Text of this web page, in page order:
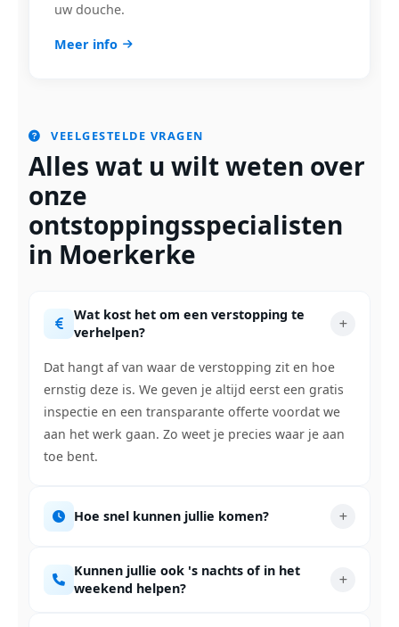
uw douche.
Meer info
VEELGESTELDE VRAGEN
Alles wat u wilt weten over
onze
ontstoppingsspecialisten
in Moerkerke
Wat kost het om een verstopping te
verhelpen?
Dat hangt af van waar de verstopping zit en hoe
ernstig deze is. We geven je altijd eerst een gratis
inspectie en een transparante offerte voordat we
aan het werk gaan. Zo weet je precies waar je aan
toe bent.
Hoe snel kunnen jullie komen?
Kunnen jullie ook 's nachts of in het
weekend helpen?